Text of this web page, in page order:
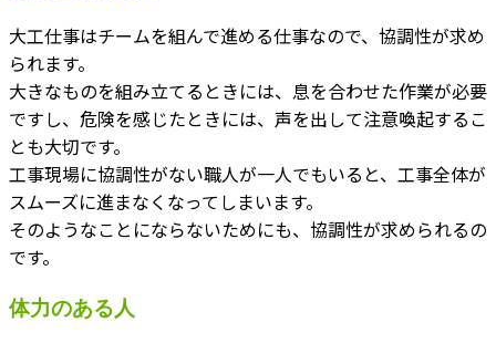
大工仕事はチームを組んで進める仕事なので、協調性が求め
られます。
大きなものを組み立てるときには、息を合わせた作業が必要
ですし、危険を感じたときには、声を出して注意喚起するこ
とも大切です。
工事現場に協調性がない職人が一人でもいると、工事全体が
スムーズに進まなくなってしまいます。
そのようなことにならないためにも、協調性が求められるの
です。
体力のある人